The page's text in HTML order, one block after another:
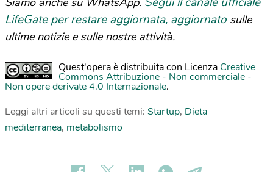
LifeGate per restare aggiornata, aggiornato sulle
ultime notizie e sulle nostre attività.
Quest'opera è distribuita con Licenza Creative
Commons Attribuzione - Non commerciale -
Non opere derivate 4.0 Internazionale.
Leggi altri articoli su questi temi: Startup, Dieta
mediterranea, metabolismo